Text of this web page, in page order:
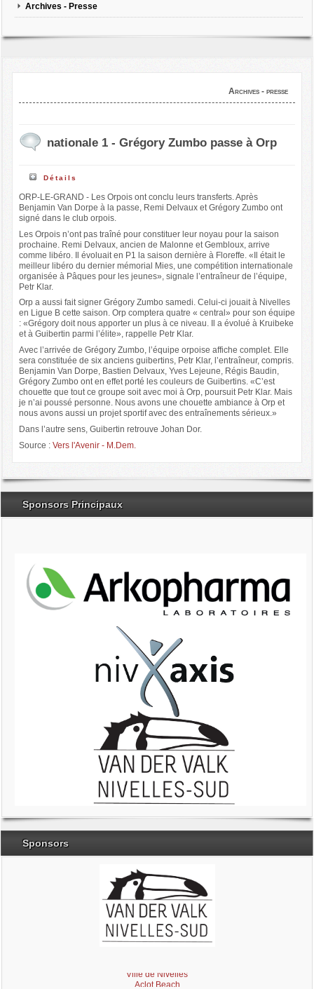
Archives - Presse
Archives - presse
nationale 1 - Grégory Zumbo passe à Orp
Détails
ORP-LE-GRAND - Les Orpois ont conclu leurs transferts. Après
Benjamin Van Dorpe à la passe, Remi Delvaux et Grégory Zumbo ont
signé dans le club orpois.
Les Orpois n’ont pas traîné pour constituer leur noyau pour la saison
prochaine. Remi Delvaux, ancien de Malonne et Gembloux, arrive
comme libéro. Il évoluait en P1 la saison dernière à Floreffe. «Il était le
meilleur libéro du dernier mémorial Mies, une compétition internationale
organisée à Pâques pour les jeunes», signale l’entraîneur de l’équipe,
Petr Klar.
Orp a aussi fait signer Grégory Zumbo samedi. Celui-ci jouait à Nivelles
en Ligue B cette saison. Orp comptera quatre « central» pour son équipe
: «Grégory doit nous apporter un plus à ce niveau. Il a évolué à Kruibeke
et à Guibertin parmi l’élite», rappelle Petr Klar.
Avec l’arrivée de Grégory Zumbo, l’équipe orpoise affiche complet. Elle
sera constituée de six anciens guibertins, Petr Klar, l’entraîneur, compris.
Benjamin Van Dorpe, Bastien Delvaux, Yves Lejeune, Régis Baudin,
Grégory Zumbo ont en effet porté les couleurs de Guibertins. «C’est
chouette que tout ce groupe soit avec moi à Orp, poursuit Petr Klar. Mais
je n’ai poussé personne. Nous avons une chouette ambiance à Orp et
nous avons aussi un projet sportif avec des entraînements sérieux.»
Dans l’autre sens, Guibertin retrouve Johan Dor.
Source : Vers l'Avenir - M.Dem.
Sponsors Principaux
Sponsors
Ville de Nivelles
Aclot Beach